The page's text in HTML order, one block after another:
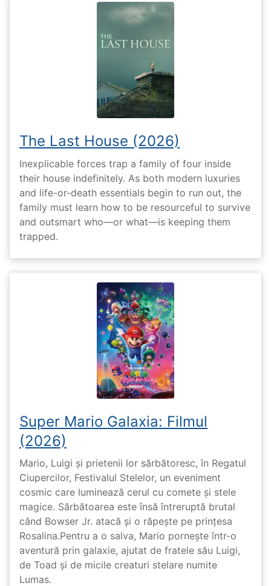
The Last House (2026)
Inexplicable forces trap a family of four inside
their house indefinitely. As both modern luxuries
and life-or-death essentials begin to run out, the
family must learn how to be resourceful to survive
and outsmart who—or what—is keeping them
trapped.
Super Mario Galaxia: Filmul
(2026)
Mario, Luigi și prietenii lor sărbătoresc, în Regatul
Ciupercilor, Festivalul Stelelor, un eveniment
cosmic care luminează cerul cu comete și stele
magice. Sărbătoarea este însă întreruptă brutal
când Bowser Jr. atacă și o răpește pe prinţesa
Rosalina.Pentru a o salva, Mario pornește într-o
aventură prin galaxie, ajutat de fratele său Luigi,
de Toad și de micile creaturi stelare numite
Lumas.